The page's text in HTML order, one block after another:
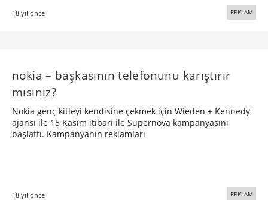
18 yıl önce REKLAM
nokia – başkasının telefonunu karıştırır
mısınız?
Nokia genç kitleyi kendisine çekmek için Wieden + Kennedy
ajansı ile 15 Kasım itibari ile Supernova kampanyasını
başlattı. Kampanyanın reklamları
18 yıl önce REKLAM